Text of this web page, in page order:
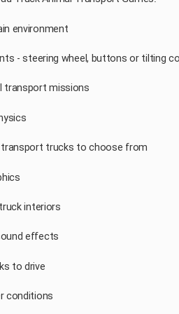
environment
- steering wheel, buttons or tilting
transport missions
trucks to choose from
interiors
effects
to drive
conditions